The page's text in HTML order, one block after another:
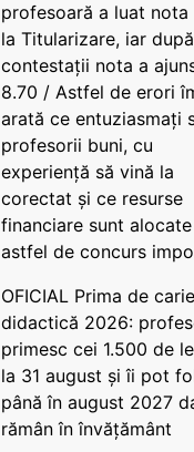
profesoară a luat nota
la Titularizare, iar după
contestații nota a
8.70 / Astfel de erori
arată ce entuziasmați
profesorii buni, cu
experiență să vină la
corectat și ce resurse
financiare sunt
astfel de concurs
OFICIAL Prima de
didactică 2026:
primesc cei 1.500 de
la 31 august și îi pot
până în august 2027
rămân în învățământ